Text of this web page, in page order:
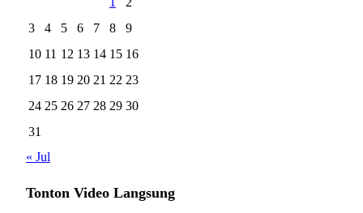
3
4 5 6 7 8
9
10 11 12 13 14 15 16
17 18 19 20 21 22 23
24 25 26 27 28 29 30
31
« Jul
Tonton Video Langsung